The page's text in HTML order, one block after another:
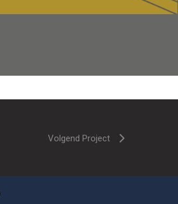
Volgend Project